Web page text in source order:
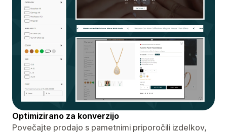
Optimizirano za konverzijo
Povečajte prodajo s pametnimi priporočili izdelkov,